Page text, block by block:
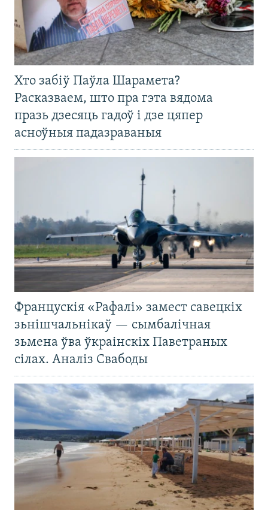
Хто забіў Паўла Шарамета?
Расказваем, што пра гэта вядома
празь дзесяць гадоў і дзе цяпер
асноўныя падазраваныя
Францускія «Рафалі» замест савецкіх
зьнішчальнікаў — сымбалічная
зьмена ўва ўкраінскіх Паветраных
сілах. Аналіз Свабоды